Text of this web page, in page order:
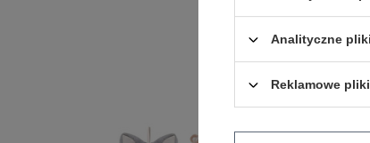
Analityczne
Reklamowe